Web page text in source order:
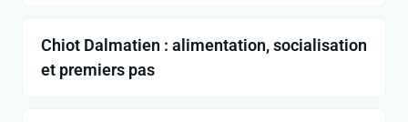
Chiot Dalmatien : alimentation, socialisation
et premiers pas